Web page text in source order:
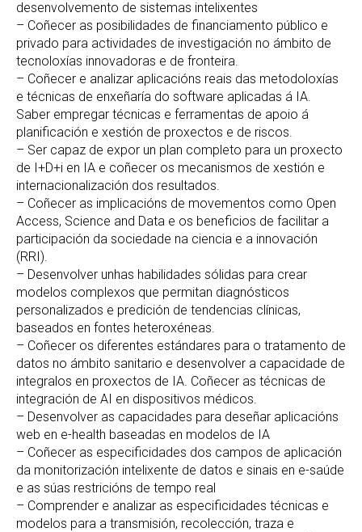
desenvolvemento de sistemas intelixentes
– Coñecer as posibilidades de financiamento público e
privado para actividades de investigación no ámbito de
tecnoloxías innovadoras e de fronteira.
– Coñecer e analizar aplicacións reais das metodoloxías
e técnicas de enxeñaría do software aplicadas á IA.
Saber empregar técnicas e ferramentas de apoio á
planificación e xestión de proxectos e de riscos.
– Ser capaz de expor un plan completo para un proxecto
de I+D+i en IA e coñecer os mecanismos de xestión e
internacionalización dos resultados.
– Coñecer as implicacións de movementos como Open
Access, Science and Data e os beneficios de facilitar a
participación da sociedade na ciencia e a innovación
(RRI).
– Desenvolver unhas habilidades sólidas para crear
modelos complexos que permitan diagnósticos
personalizados e predición de tendencias clínicas,
baseados en fontes heteroxéneas.
– Coñecer os diferentes estándares para o tratamento de
datos no ámbito sanitario e desenvolver a capacidade de
integralos en proxectos de IA. Coñecer as técnicas de
integración de AI en dispositivos médicos.
– Desenvolver as capacidades para deseñar aplicacións
web en e-health baseadas en modelos de IA
– Coñecer as especificidades dos campos de aplicación
da monitorización intelixente de datos e sinais en e-saúde
e as súas restricións de tempo real
– Comprender e analizar as especificidades técnicas e
modelos para a transmisión, recolección, traza e